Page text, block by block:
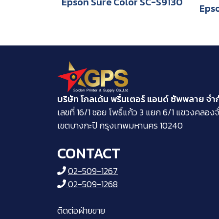
บริษัท โกลเด้น พริ้นเตอร์ แอนด์ ซัพพลาย จ
เลขที่ 16/1 ซอย โพธิ์แก้ว 3 แยก 6/1 แขวงคลอง
เขตบางกะปิ กรุงเทพมหานคร 10240
CONTACT
02-509-1267
02-509-1268
ติดต่อฝ่ายขาย